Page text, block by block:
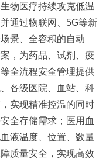
物医疗持续攻克低温
通过物联网、5G等新
景、全容积的自动
，为药品、试剂、疫
全流程安全管理提供
各级医院、血站、科
实现精准控温的同时
全存储需求；医用血
液温度、位置、数量
质量安全，实现高效